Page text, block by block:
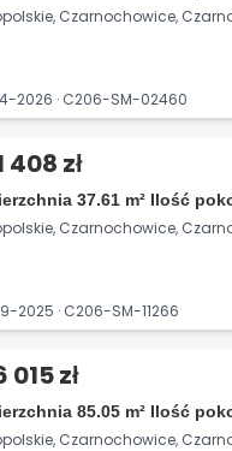
Czarnochowice,
2026 · C206-SM-02460
408 zł
37.61 m² Ilość
Czarnochowice,
2025 · C206-SM-11266
015 zł
85.05 m² Ilość
Czarnochowice,